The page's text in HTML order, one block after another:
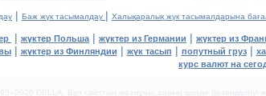
| Баж жүк тасымалдау | Халықаралық жүк тасымалдарына
| жүктер Польша | жүктер из Германии | жүктер из
| жүктер из Финляндии | жүк тасып | попутный груз|
курс валют на
DELLA. Бұл сайттың мазмұны, соның ішінде безендірілуі